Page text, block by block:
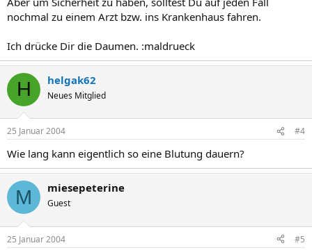
nochmal zu einem Arzt bzw. ins Krankenhaus fahren.
Ich drücke Dir die Daumen. :maldrueck
H helgak62
Neues Mitglied
25 Januar 2004 #4
Wie lang kann eigentlich so eine Blutung dauern?
M miesepeterine
Guest
25 Januar 2004 #5